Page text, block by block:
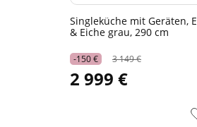
Singleküche mit Geräten,
& Eiche grau, 290 cm
-150 € 3 149 €
2 999 €